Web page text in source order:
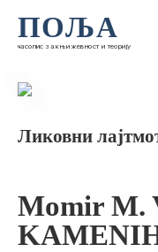
ПОЉА
часопис за књижевност и теорију
Ликовни
Momir M.